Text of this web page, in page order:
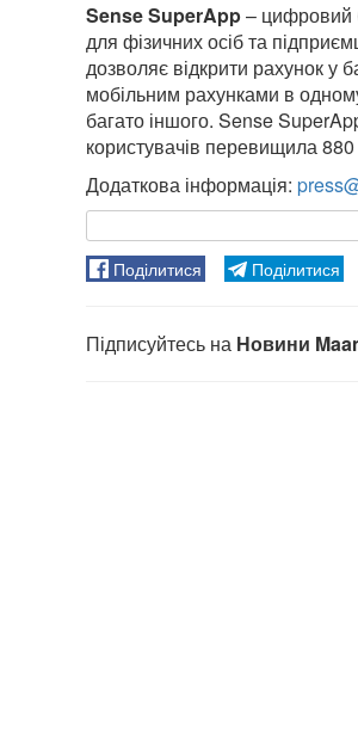
Sense SuperApp– цифровий
для фізичних осіб та
дозволяє відкрити рахунок у
мобільним рахунками в
багато іншого. Sense
користувачів перевищила 880
Додаткова інформація: